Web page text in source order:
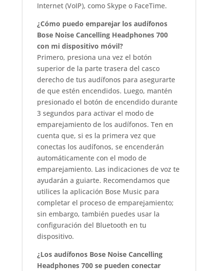
Internet (VoIP), como Skype o FaceTime.
¿Cómo puedo emparejar los audífonos
Bose Noise Cancelling Headphones 700
con mi dispositivo móvil?
Primero, presiona una vez el botón
superior de la parte trasera del casco
derecho de tus audífonos para asegurarte
de que estén encendidos. Luego, mantén
presionado el botón de encendido durante
3 segundos para activar el modo de
emparejamiento de los audífonos. Ten en
cuenta que, si es la primera vez que
conectas los audífonos, se encenderán
automáticamente con el modo de
emparejamiento. Las indicaciones de voz te
ayudarán a guiarte. Recomendamos que
utilices la aplicación Bose Music para
completar el proceso de emparejamiento;
sin embargo, también puedes usar la
configuración del Bluetooth en tu
dispositivo.
¿Los audífonos Bose Noise Cancelling
Headphones 700 se pueden conectar